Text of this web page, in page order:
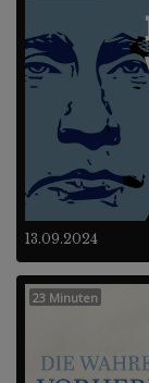
13.09.2024
23 Minuten